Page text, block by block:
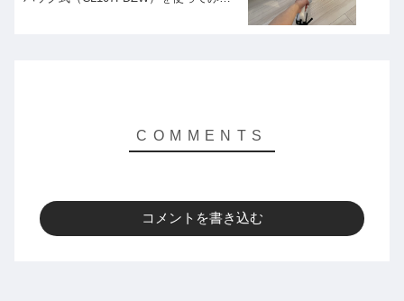
コメントを書き込む